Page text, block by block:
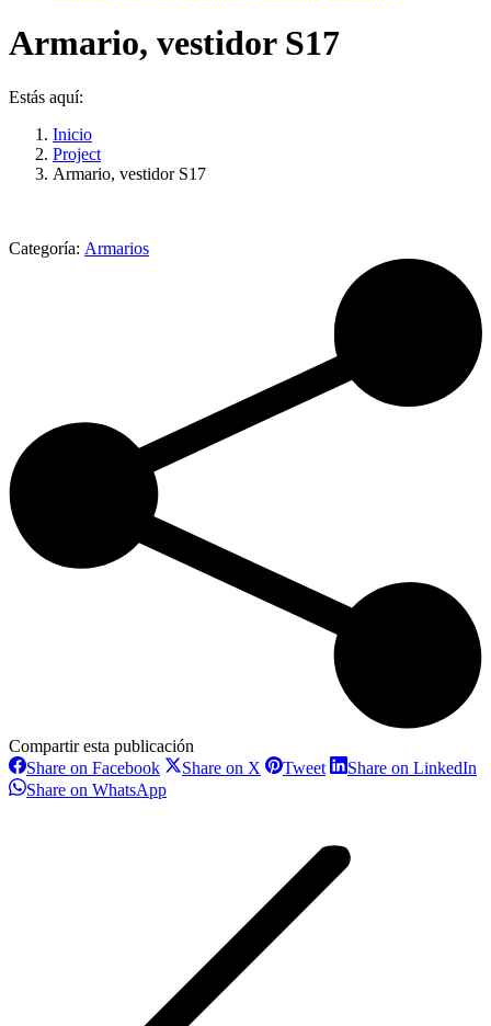
Armario, vestidor S17
Estás aquí:
Inicio
Project
Armario, vestidor S17
Categoría: Armarios
Compartir esta publicación
Share on FacebookShare
on
Facebook
Share on X ShareTweetShareShare on LinkedIn
Share on WhatsAppShare